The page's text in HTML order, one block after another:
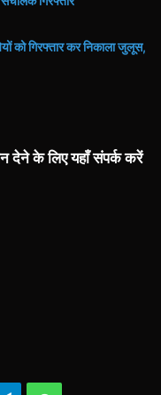
को गिरफ्तार कर निकाला जुलूस,
देने के लिए यहाँ संपर्क करें